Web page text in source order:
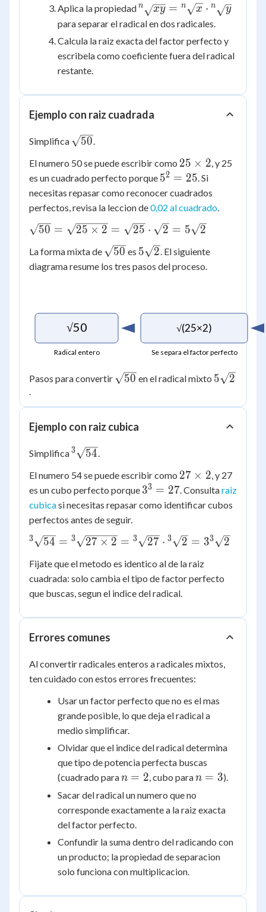
Aplica la propiedad{^n}\sqrt{xy}
=
\cdot
{^n}\sqrt{y}
n xy = n x ⋅ n y
para separar el radical en dos radicales.
Calcula la raiz exacta del factor perfecto y
escribela como coeficiente fuera del radical
restante.
Ejemplo con raiz cuadrada
Simplifica \sqrt{50}
50.
El numero 50 se puede escribir como 25
\times
2
25 × 2, y 25
es un cuadrado perfecto porque 5^2
=
25
52 = 25. Si
necesitas repasar como reconocer cuadrados
perfectos, revisa la leccion de0,02 al cuadrado.
\sqrt{50}
\sqrt{25
\times 2}
\cdot
\sqrt{2}
=
5\sqrt{2}
50 = 25 × 2 = 25 ⋅ 2 = 5 2
La forma mixta de \sqrt{50}
50 es 5\sqrt{2}
5 2. El siguiente
diagrama resume los tres pasos del proceso.
√50 √(25×2)
Radical entero Se separa el factor perfecto
Pasos para convertir \sqrt{50}
50 en el radical mixto 5\sqrt{2}
5 2
.
Ejemplo con raiz cubica
Simplifica{^3}\sqrt{54}
3 54.
El numero 54 se puede escribir como 27
\times
2
27 × 2, y 27
es un cubo perfecto porque 3^3
=
33 = 27. Consultaraiz
cubicasi necesitas repasar como identificar cubos
perfectos antes de seguir.
{^3}\sqrt{54}
{^3}\sqrt{27
\times 2} =
{^3}\sqrt{27}
{^3}\sqrt{2}
=
3 54 = 3 27 × 2 = 3 27 ⋅ 3 2 = 33 2
Fijate que el metodo es identico al de la raiz
cuadrada: solo cambia el tipo de factor perfecto
que buscas, segun el indice del radical.
Errores comunes
Al convertir radicales enteros a radicales mixtos,
ten cuidado con estos errores frecuentes:
Usar un factor perfecto que no es el mas
grande posible, lo que deja el radical a
medio simplificar.
Olvidar que el indice del radical determina
que tipo de potencia perfecta buscas
(cuadrado paran=2
n = 2, cubo paran=3
n = 3).
Sacar del radical un numero que no
corresponde exactamente a la raiz exacta
del factor perfecto.
Confundir la suma dentro del radicando con
un producto; la propiedad de separacion
solo funciona con multiplicacion.